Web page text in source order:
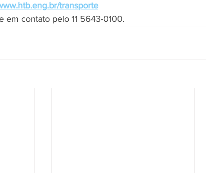
transporte
em contato pelo 11 5643-0100.